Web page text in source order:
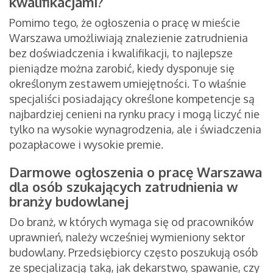
Pomimo tego, że ogłoszenia o pracę w mieście
Warszawa umożliwiają znalezienie zatrudnienia
bez doświadczenia i kwalifikacji, to najlepsze
pieniądze można zarobić, kiedy dysponuje się
określonym zestawem umiejętności. To właśnie
specjaliści posiadający określone kompetencje są
najbardziej cenieni na rynku pracy i mogą liczyć nie
tylko na wysokie wynagrodzenia, ale i świadczenia
pozapłacowe i wysokie premie.
Darmowe ogłoszenia o pracę Warszawa
dla osób szukających zatrudnienia w
branży budowlanej
Do branż, w których wymaga się od pracowników
uprawnień, należy wcześniej wymieniony sektor
budowlany. Przedsiębiorcy często poszukują osób
ze specjalizacją taką, jak dekarstwo, spawanie, czy